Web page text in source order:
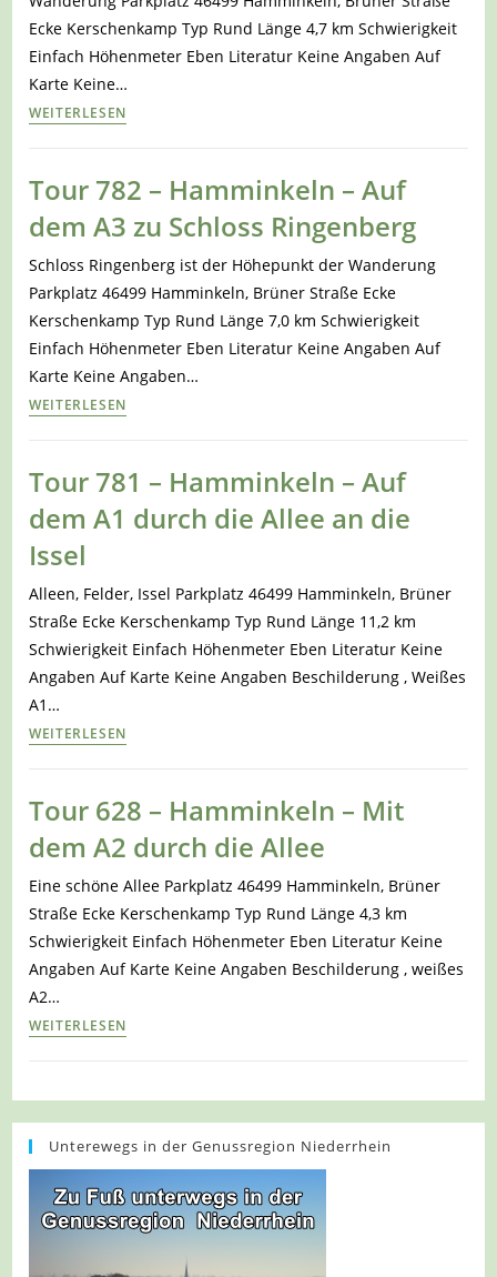
Ecke Kerschenkamp Typ Rund Länge 4,7 km Schwierigkeit
Einfach Höhenmeter Eben Literatur Keine Angaben Auf
Karte Keine…
WEITERLESENTour
Hamminkeln
dem
A6
zur
Windmühle
Weßling
Tour 782 – Hamminkeln – Auf
dem A3 zu Schloss Ringenberg
Schloss Ringenberg ist der Höhepunkt der Wanderung
Parkplatz 46499 Hamminkeln, Brüner Straße Ecke
Kerschenkamp Typ Rund Länge 7,0 km Schwierigkeit
Einfach Höhenmeter Eben Literatur Keine Angaben Auf
Karte Keine Angaben…
WEITERLESENTour
Hamminkeln
A3
zu
Schloss
Ringenberg
Tour 781 – Hamminkeln – Auf
dem A1 durch die Allee an die
Issel
Alleen, Felder, Issel Parkplatz 46499 Hamminkeln, Brüner
Straße Ecke Kerschenkamp Typ Rund Länge 11,2 km
Schwierigkeit Einfach Höhenmeter Eben Literatur Keine
Angaben Auf Karte Keine Angaben Beschilderung , Weißes
A1…
WEITERLESENTour
Hamminkeln
dem
A1
durch
die
an
Tour 628 – Hamminkeln – Mit
dem A2 durch die Allee
Eine schöne Allee Parkplatz 46499 Hamminkeln, Brüner
Straße Ecke Kerschenkamp Typ Rund Länge 4,3 km
Schwierigkeit Einfach Höhenmeter Eben Literatur Keine
Angaben Auf Karte Keine Angaben Beschilderung , weißes
A2…
WEITERLESENTour
Hamminkeln
Mit
dem
A2
Unterewegs in der Genussregion Niederrhein